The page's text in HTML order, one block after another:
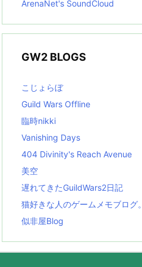
ArenaNet's SoundCloud
GW2 BLOGS
こじょらぼ
Guild Wars Offline
臨時nikki
Vanishing Days
404 Divinity's Reach Avenue
美空
遅れてきたGuildWars2日記
猫好きな人のゲームメモブログ。
似非屋Blog